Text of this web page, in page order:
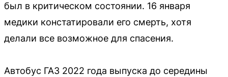
был в критическом состоянии. 16 января
медики констатировали его смерть, хотя
делали все возможное для спасения.
Автобус ГАЗ 2022 года выпуска до середины